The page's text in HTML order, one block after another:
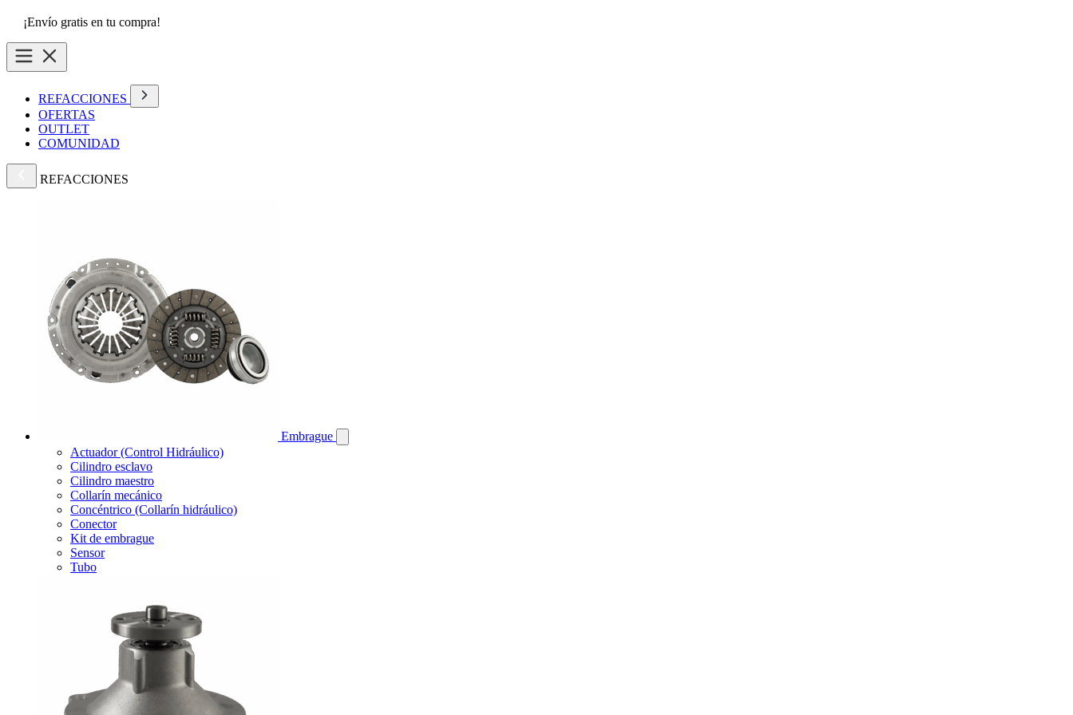
¡Envío gratis en tu compra!
REFACCIONES
OFERTAS
OUTLET
COMUNIDAD
REFACCIONES
Embrague
Actuador (Control Hidráulico)
Cilindro esclavo
Cilindro maestro
Collarín mecánico
Concéntrico (Collarín hidráulico)
Conector
Kit de embrague
Sensor
Tubo